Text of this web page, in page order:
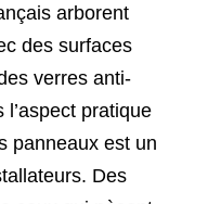
arborent
des surfaces
verres anti-
pratique
panneaux est un
Des